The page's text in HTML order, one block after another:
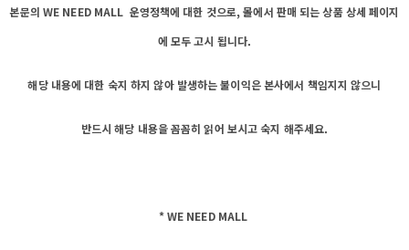
본문의 WE NEED MALL 운영정책에 대한 것으로, 몰에서 판매 되는 상품 상세 페이지
에 모두 고시 됩니다.
해당 내용에 대한 숙지 하지 않아 발생하는 불이익은 본사에서 책임지지 않으니
반드시 해당 내용을 꼼꼼히 읽어 보시고 숙지 해주세요.
* WE NEED MALL